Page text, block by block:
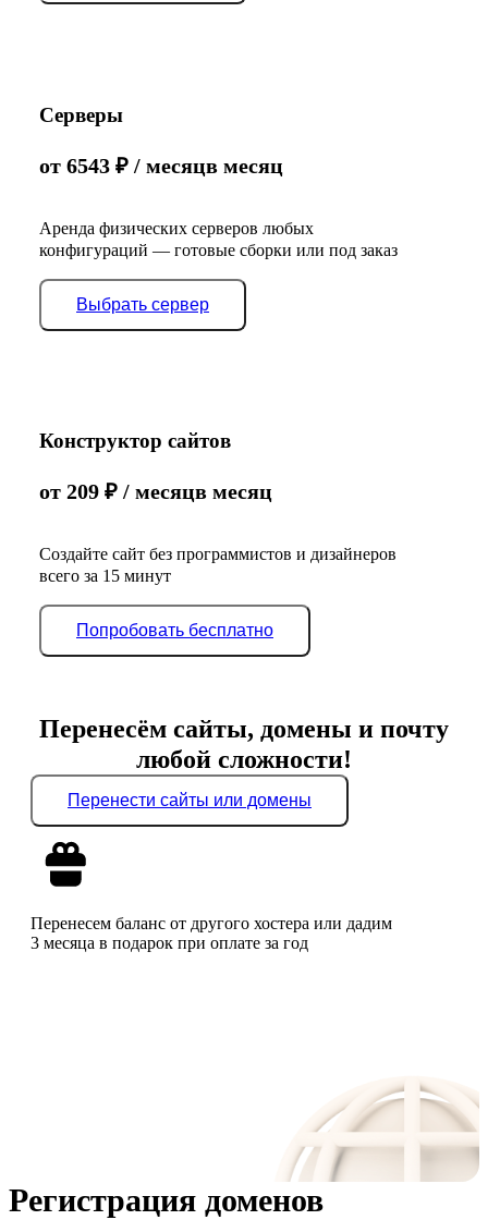
Серверы
Аренда физических серверов любых
конфигураций — готовые сборки или под заказ
от 6543 ₽ / месяцв месяц
Выбрать сервер
Конструктор сайтов
Создайте сайт без программистов и дизайнеров
всего за 15 минут
от 209 ₽ / месяцв месяц
Попробовать бесплатно
Перенесём сайты, домены и почту
любой сложности!
Перенести сайты или домены
Перенесем баланс от другого хостера или дадим
3 месяца в подарок при оплате за год
Регистрация доменов